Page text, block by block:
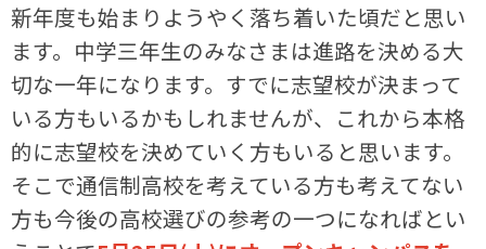
新年度も始まりようやく落ち着いた頃だと思い
ます。中学三年生のみなさまは進路を決める大
切な一年になります。すでに志望校が決まって
いる方もいるかもしれませんが、これから本格
的に志望校を決めていく方もいると思います。
そこで通信制高校を考えている方も考えてない
方も今後の高校選びの参考の一つになればとい